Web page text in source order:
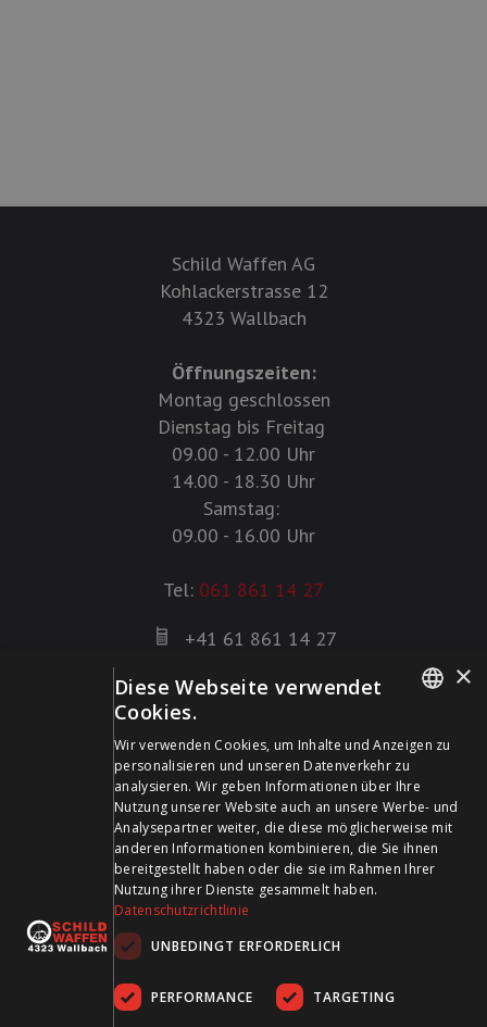
Schild Waffen AG
Kohlackerstrasse 12
4323 Wallbach
Öffnungszeiten:
Montag geschlossen
Dienstag bis Freitag
09.00 - 12.00 Uhr
14.00 - 18.30 Uhr
Samstag:
09.00 - 16.00 Uhr
Tel: 061 861 14 27
+41 61 861 14 27
info@schildwaffen.ch
Zahlungsmittel
Besuchen Sie uns in den Sozialen Medien und bleiben Sie
auf dem Laufenden!
FRENCH
×
Diese Webseite verwendet
Cookies.
Wir verwenden Cookies, um Inhalte und Anzeigen zu
personalisieren und unseren Datenverkehr zu
analysieren. Wir geben Informationen über Ihre
Nutzung unserer Website auch an unsere Werbe- und
Analysepartner weiter, die diese möglicherweise mit
anderen Informationen kombinieren, die Sie ihnen
bereitgestellt haben oder die sie im Rahmen Ihrer
Nutzung ihrer Dienste gesammelt haben.
Datenschutzrichtlinie
UNBEDINGT ERFORDERLICH
PERFORMANCE TARGETING